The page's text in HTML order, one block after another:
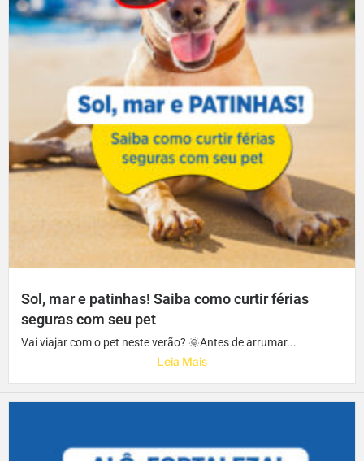
Sol, mar e patinhas! Saiba como curtir férias
seguras com seu pet
Vai viajar com o pet neste verão? 🌞Antes de arrumar...
Leia Mais